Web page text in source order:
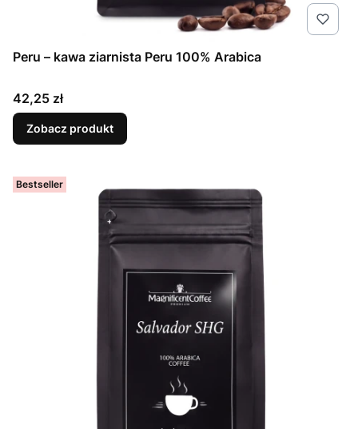
Peru – kawa ziarnista Peru 100% Arabica
Cena
42,25 zł
Zobacz produkt
Bestseller